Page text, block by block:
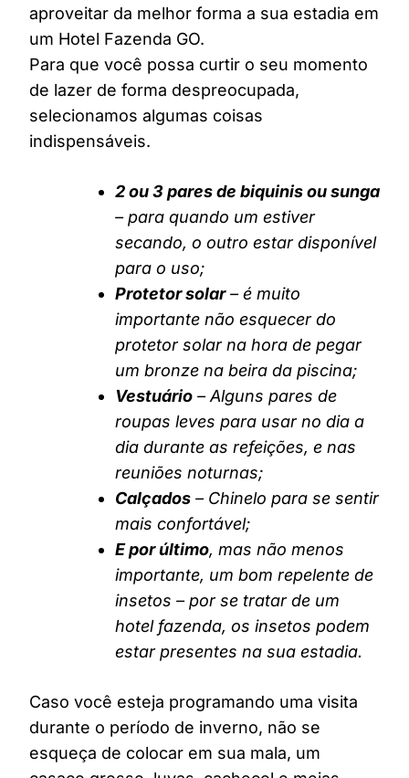
aproveitar da melhor forma a sua estadia em
um Hotel Fazenda GO.
Para que você possa curtir o seu momento
de lazer de forma despreocupada,
selecionamos algumas coisas
indispensáveis.
2 ou 3 pares de biquinis ou sunga
– para quando um estiver
secando, o outro estar disponível
para o uso;
Protetor solar– é muito
importante não esquecer do
protetor solar na hora de pegar
um bronze na beira da piscina;
Vestuário – Alguns pares de
roupas leves para usar no dia a
dia durante as refeições, e nas
reuniões noturnas;
Calçados – Chinelo para se sentir
mais confortável;
E por último, mas não menos
importante, um bom repelente de
insetos – por se tratar de um
hotel fazenda, os insetos podem
estar presentes na sua estadia.
Caso você esteja programando uma visita
durante o período de inverno, não se
esqueça de colocar em sua mala, um